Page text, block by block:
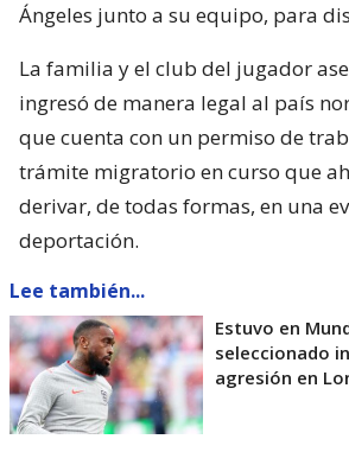
Ángeles junto a su equipo, para
La familia y el club del jugador
ingresó de manera legal al país
que cuenta con un permiso de
trámite migratorio en curso que
derivar, de todas formas, en una
deportación.
Lee también...
Estuvo en
seleccionado
agresión en